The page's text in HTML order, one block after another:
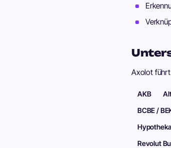
Axolot führt
AKB
BCBE /
Revolut